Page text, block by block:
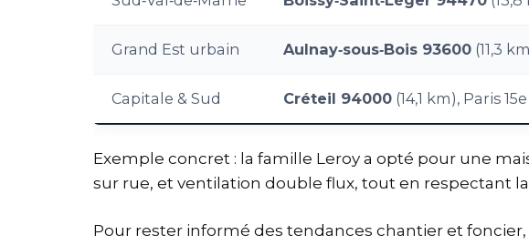
Grand Est urbain Aulnay‑sous‑Bois 93600 (11,3
Capitale & Sud Créteil 94000 (14,1 km), Paris
Exemple concret : la famille Leroy a opté pour une
sur rue, et ventilation double flux, tout en respectant
Pour rester informé des tendances chantier et